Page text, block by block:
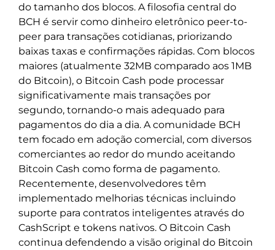
do tamanho dos blocos. A filosofia central do
BCH é servir como dinheiro eletrônico peer-to-
peer para transações cotidianas, priorizando
baixas taxas e confirmações rápidas. Com blocos
maiores (atualmente 32MB comparado aos 1MB
do Bitcoin), o Bitcoin Cash pode processar
significativamente mais transações por
segundo, tornando-o mais adequado para
pagamentos do dia a dia. A comunidade BCH
tem focado em adoção comercial, com diversos
comerciantes ao redor do mundo aceitando
Bitcoin Cash como forma de pagamento.
Recentemente, desenvolvedores têm
implementado melhorias técnicas incluindo
suporte para contratos inteligentes através do
CashScript e tokens nativos. O Bitcoin Cash
continua defendendo a visão original do Bitcoin